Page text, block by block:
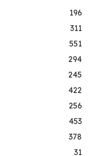
196
311
551
294
245
422
256
453
378
31